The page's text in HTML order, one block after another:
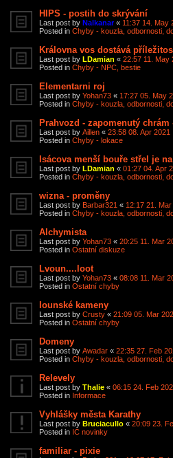
HIPS - postih do skrývání
Last post by Nalkanar« 11:37 14. May
Posted in Chyby - kouzla, odbornosti,
Královna vos dostává
Last post by LDamian « 22:57 11. May
Posted in Chyby - NPC, bestie
Elementarni roj
Last post by Yohan73 « 17:27 05. May
Posted in Chyby - kouzla, odbornosti,
Prahvozd - zapomenutý chrám
Last post by Aillen « 23:58 08. Apr 2021
Posted in Chyby - lokace
Isácova menší bouře střel je
Last post by LDamian « 01:27 04. Apr
Posted in Chyby - kouzla, odbornosti,
wizna - proměny
Last post by Barbar321 « 12:17 21. Mar
Posted in Chyby - kouzla, odbornosti,
Alchymista
Last post by Yohan73 « 20:25 11. Mar
Posted in Ostatní diskuze
Lvoun....loot
Last post by Yohan73 « 08:08 11. Mar
Posted in Ostatní chyby
Iounské kameny
Last post by Crusty « 21:09 05. Mar
Posted in Ostatní chyby
Domeny
Last post by Awadar « 22:35 27. Feb
Posted in Chyby - kouzla, odbornosti,
Relevely
Last post by Thalie « 06:15 24. Feb
Posted in Informace
Vyhlášky města Karathy
Last post by Bruciacullo « 20:09 23.
Posted in IC novinky
familiar - pixie